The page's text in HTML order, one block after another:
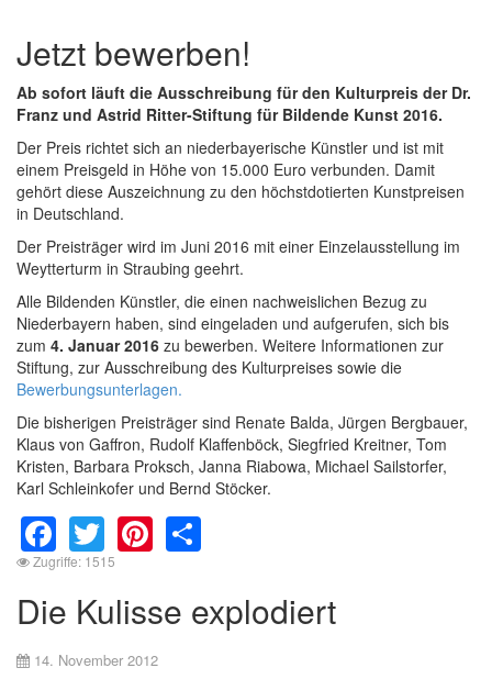
Jetzt bewerben!
Ab sofort läuft die Ausschreibung für den Kulturpreis der Dr.
Franz und Astrid Ritter-Stiftung für Bildende Kunst 2016.
Der Preis richtet sich an niederbayerische Künstler und ist mit
einem Preisgeld in Höhe von 15.000 Euro verbunden. Damit
gehört diese Auszeichnung zu den höchstdotierten Kunstpreisen
in Deutschland.
Der Preisträger wird im Juni 2016 mit einer Einzelausstellung im
Weytterturm in Straubing geehrt.
Alle Bildenden Künstler, die einen nachweislichen Bezug zu
Niederbayern haben, sind eingeladen und aufgerufen, sich bis
zum 4. Januar 2016 zu bewerben. Weitere Informationen zur
Stiftung, zur Ausschreibung des Kulturpreises sowie die
Bewerbungsunterlagen.
Die bisherigen Preisträger sind Renate Balda, Jürgen Bergbauer,
Klaus von Gaffron, Rudolf Klaffenböck, Siegfried Kreitner, Tom
Kristen, Barbara Proksch, Janna Riabowa, Michael Sailstorfer,
Karl Schleinkofer und Bernd Stöcker.
Facebook
TwitterPinterest
Zugriffe: 1515
Die Kulisse explodiert
14. November 2012